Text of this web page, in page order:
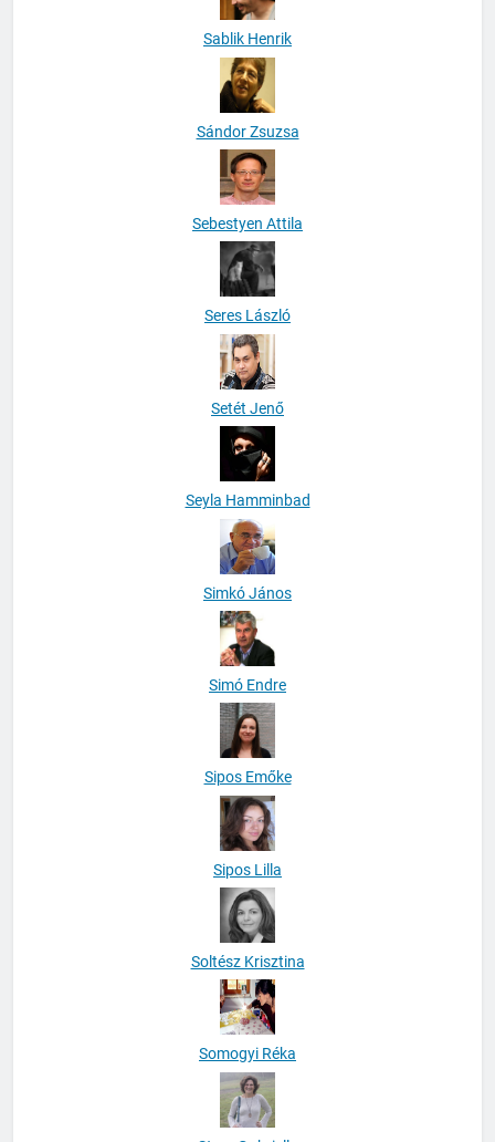
Sablik Henrik
Sándor Zsuzsa
Sebestyen Attila
Seres László
Setét Jenő
Seyla Hamminbad
Simkó János
Simó Endre
Sipos Emőke
Sipos Lilla
Soltész Krisztina
Somogyi Réka